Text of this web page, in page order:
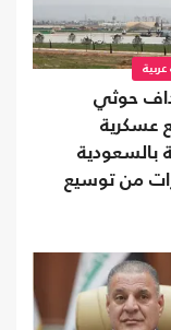
حوثي
عسكرية
بالسعودية
من توسيع